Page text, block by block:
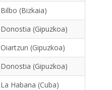
Bilbo (Bizkaia)
Donostia (Gipuzkoa)
Oiartzun (Gipuzkoa)
Donostia (Gipuzkoa)
La Habana (Cuba)